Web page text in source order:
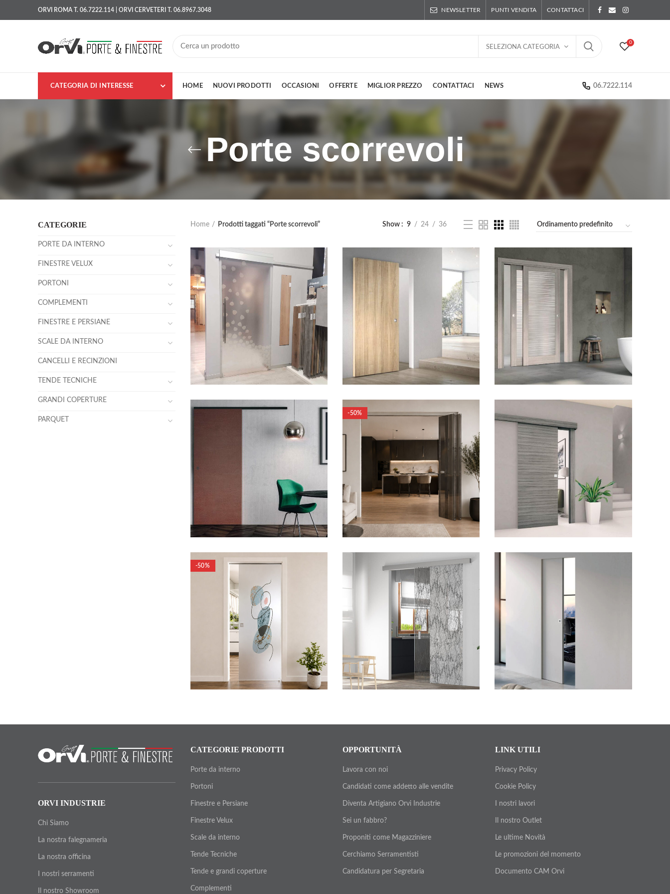
ORVI ROMA T. 06.7222.114 | ORVI CERVETERI T. 06.8967.3048 NEWSLETTER PUNTI VENDITA CONTATTACI
SELEZIONA CATEGORIA
0
CATEGORIA DI INTERESSE HOME NUOVI PRODOTTI OCCASIONI OFFERTE MIGLIOR PREZZO CONTATTACI NEWS 06.7222.114
Porte scorrevoli
Home Prodotti taggati “Porte scorrevoli” Show 9 24 36
1.690,00
-50%
3.800,00€ 1.900,00€
-50%
2.200,00 1.100,00 999,00€ 299,00€
CATEGORIE
PORTE DA INTERNO
FINESTRE VELUX
PORTONI
COMPLEMENTI
FINESTRE E PERSIANE
SCALE DA INTERNO
CANCELLI E RECINZIONI
TENDE TECNICHE
GRANDI COPERTURE
PARQUET
ORVI INDUSTRIE
Chi Siamo
La nostra falegnameria
La nostra officina
I nostri serramenti
Il nostro Showroom
CATEGORIE PRODOTTI
Porte da interno
Portoni
Finestre e Persiane
Finestre Velux
Scale da interno
Tende Tecniche
Tende e grandi coperture
Complementi
OPPORTUNITÀ
Lavora con noi
Candidati come addetto alle vendite
Diventa Artigiano Orvi Industrie
Sei un fabbro?
Proponiti come Magazziniere
Cerchiamo Serramentisti
Candidatura per Segretaria
LINK UTILI
Privacy Policy
Cookie Policy
I nostri lavori
Il nostro Outlet
Le ultime Novità
Le promozioni del momento
Documento CAM Orvi